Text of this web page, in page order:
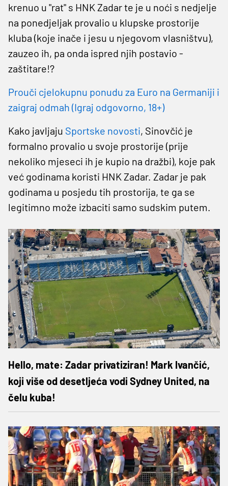
krenuo u "rat" s HNK Zadar te je u noći s nedjelje
na ponedjeljak provalio u klupske prostorije
kluba (koje inače i jesu u njegovom vlasništvu),
zauzeo ih, pa onda ispred njih postavio -
zaštitare!?
Prouči cjelokupnu ponudu za Euro na Germaniji i
zaigraj odmah (Igraj odgovorno, 18+)
Kako javljaju Sportske novosti, Sinovčić je
formalno provalio u svoje prostorije (prije
nekoliko mjeseci ih je kupio na dražbi), koje pak
već godinama koristi HNK Zadar. Zadar je pak
godinama u posjedu tih prostorija, te ga se
legitimno može izbaciti samo sudskim putem.
Hello, mate: Zadar privatiziran! Mark Ivančić,
koji više od desetljeća vodi Sydney United, na
čelu kuba!